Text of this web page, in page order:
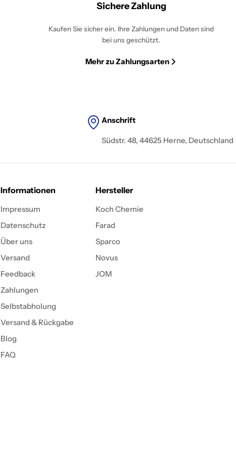
Sichere Zahlung
Kaufen Sie sicher ein. Ihre Zahlungen und Daten sind
bei uns geschützt.
Mehr zu Zahlungsarten
Anschrift
Südstr. 48, 44625 Herne, Deutschland
Informationen
Impressum
Datenschutz
Über uns
Versand
Feedback
Zahlungen
Selbstabholung
Versand & Rückgabe
Blog
FAQ
Hersteller
Koch Chemie
Farad
Sparco
Novus
JOM